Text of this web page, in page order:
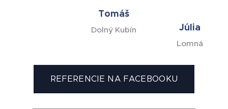
Tomáš
Dolný Kubín Júlia
Lomná
REFERENCIE NA FACEBOOKU